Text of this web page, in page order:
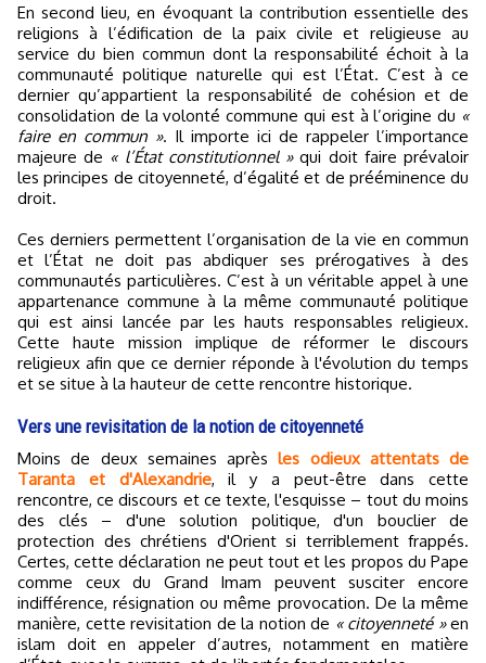
En second lieu, en évoquant la contribution essentielle des
religions à l’édification de la paix civile et religieuse au
service du bien commun dont la responsabilité échoit à la
communauté politique naturelle qui est l’État. C’est à ce
dernier qu’appartient la responsabilité de cohésion et de
consolidation de la volonté commune qui est à l’origine du «
faire en commun ». Il importe ici de rappeler l’importance
majeure de « l’État constitutionnel »qui doit faire prévaloir
les principes de citoyenneté, d’égalité et de prééminence du
droit.
Ces derniers permettent l’organisation de la vie en commun
et l’État ne doit pas abdiquer ses prérogatives à des
communautés particulières. C’est à un véritable appel à une
appartenance commune à la même communauté politique
qui est ainsi lancée par les hauts responsables religieux.
Cette haute mission implique de réformer le discours
religieux afin que ce dernier réponde à l'évolution du temps
et se situe à la hauteur de cette rencontre historique.
Vers une revisitation de la notion de citoyenneté
Moins de deux semaines aprèsles odieux attentats de
Taranta et d'Alexandrie, il y a peut-être dans cette
rencontre, ce discours et ce texte, l'esquisse – tout du moins
des clés – d'une solution politique, d'un bouclier de
protection des chrétiens d'Orient si terriblement frappés.
Certes, cette déclaration ne peut tout et les propos du Pape
comme ceux du Grand Imam peuvent susciter encore
indifférence, résignation ou même provocation. De la même
manière, cette revisitation de la notion de « citoyenneté »en
islam doit en appeler d’autres, notamment en matière